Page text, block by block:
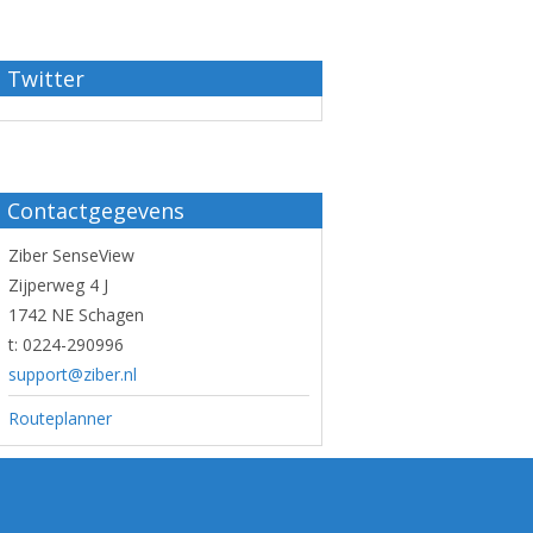
Twitter
Contactgegevens
Ziber SenseView
Zijperweg 4 J
1742 NE Schagen
t: 0224-290996
support@ziber.nl
Routeplanner